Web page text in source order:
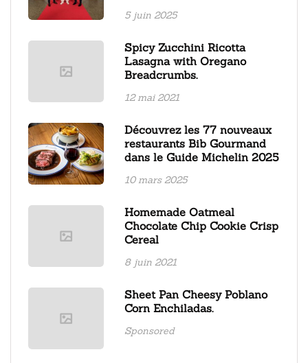
5 juin 2025
Spicy Zucchini Ricotta
Lasagna with Oregano
Breadcrumbs.
12 mai 2021
Découvrez les 77 nouveaux
restaurants Bib Gourmand
dans le Guide Michelin 2025
10 mars 2025
Homemade Oatmeal
Chocolate Chip Cookie Crisp
Cereal
8 juin 2021
Sheet Pan Cheesy Poblano
Corn Enchiladas.
Sponsored